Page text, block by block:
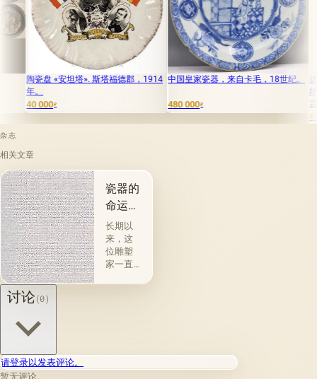
坦塔». 斯塔福德郡，1914 中国皇家瓷器，来自卡毛，18世纪。 达戈蒂盘，装饰有
纳尔德·德·圣皮
吉尼亚》的图案。
650 000
杂志
相关文章
瓷器的
命运：
当平凡
成为艺
术
长期以
来，这
位雕塑
家一直
堡企业
讨论(0)
请登录以发表评论。
暂无评论。